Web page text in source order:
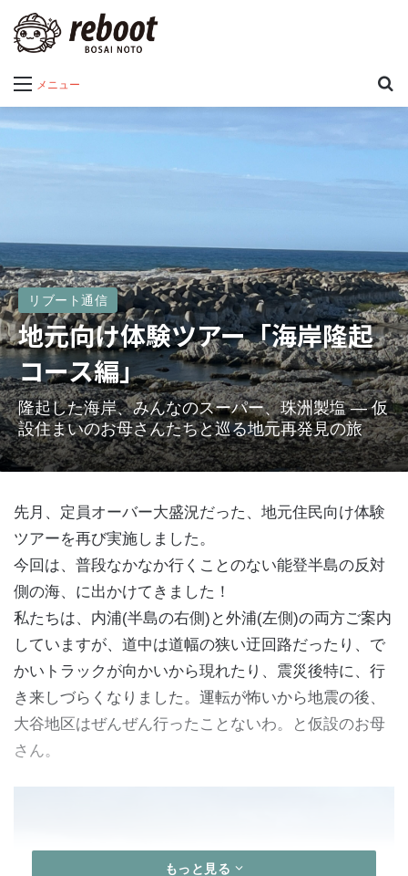
メニュー
リブート通信
地元向け体験ツアー「海岸隆起
コース編」
隆起した海岸、みんなのスーパー、珠洲製塩 — 仮
設住まいのお母さんたちと巡る地元再発見の旅
先月、定員オーバー大盛況だった、地元住民向け体験
ツアーを再び実施しました。
今回は、普段なかなか行くことのない能登半島の反対
側の海、に出かけてきました！
私たちは、内浦(半島の右側)と外浦(左側)の両方ご案内
していますが、道中は道幅の狭い迂回路だったり、で
かいトラックが向かいから現れたり、震災後特に、行
き来しづらくなりました。運転が怖いから地震の後、
大谷地区はぜんぜん行ったことないわ。と仮設のお母
さん。
もっと見る